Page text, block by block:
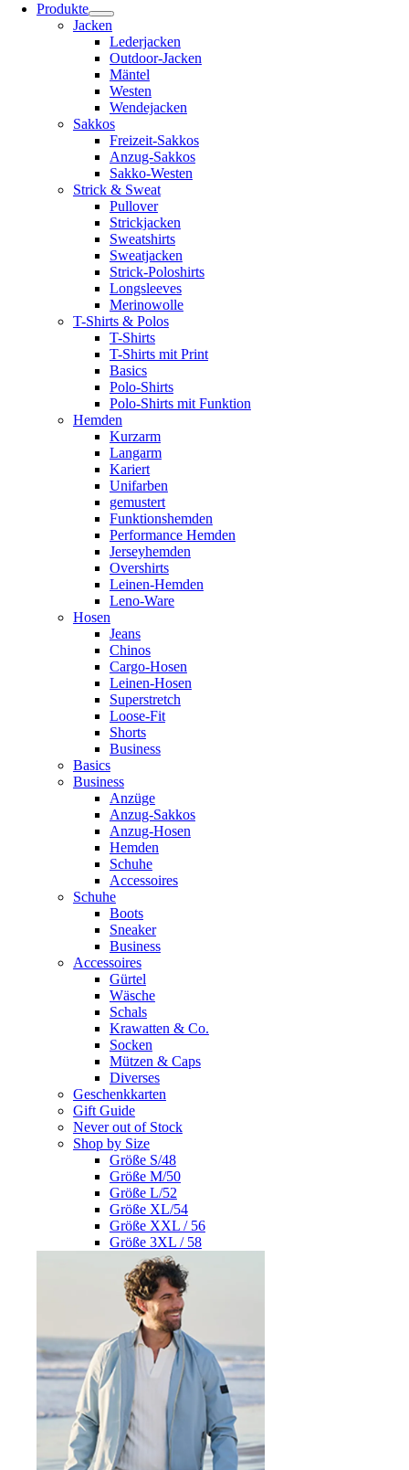
Produkte
Jacken
Lederjacken
Outdoor-Jacken
Mäntel
Westen
Wendejacken
Sakkos
Freizeit-Sakkos
Anzug-Sakkos
Sakko-Westen
Strick & Sweat
Pullover
Strickjacken
Sweatshirts
Sweatjacken
Strick-Poloshirts
Longsleeves
Merinowolle
T-Shirts & Polos
T-Shirts
T-Shirts mit Print
Basics
Polo-Shirts
Polo-Shirts mit Funktion
Hemden
Kurzarm
Langarm
Kariert
Unifarben
gemustert
Funktionshemden
Performance Hemden
Jerseyhemden
Overshirts
Leinen-Hemden
Leno-Ware
Hosen
Jeans
Chinos
Cargo-Hosen
Leinen-Hosen
Superstretch
Loose-Fit
Shorts
Business
Basics
Business
Anzüge
Anzug-Sakkos
Anzug-Hosen
Hemden
Schuhe
Accessoires
Schuhe
Boots
Sneaker
Business
Accessoires
Gürtel
Wäsche
Schals
Krawatten & Co.
Socken
Mützen & Caps
Diverses
Geschenkkarten
Gift Guide
Never out of Stock
Shop by Size
Größe S/48
Größe M/50
Größe L/52
Größe XL/54
Größe XXL / 56
Größe 3XL / 58